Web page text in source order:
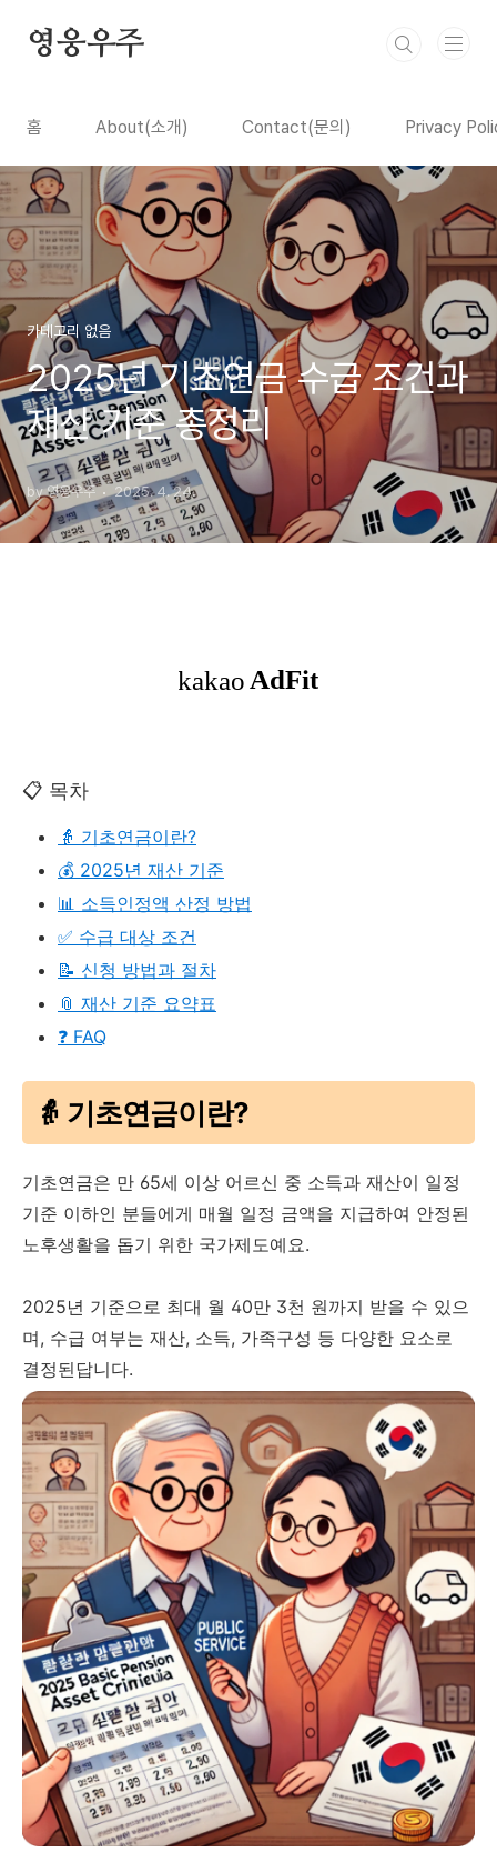
영웅우주
홈 About(소개) Contact(문의) Privacy
카테고리 없음
2025년 기초연금 수급 조건과
재산 기준 총정리
by 영웅우주 2025. 4. 24.
📋 목차
👵 기초연금이란?
💰 2025년 재산 기준
📊 소득인정액 산정 방법
✅ 수급 대상 조건
📝 신청 방법과 절차
📎 재산 기준 요약표
❓ FAQ
👵 기초연금이란?
기초연금은 만 65세 이상 어르신 중 소득과 재산이 일정
기준 이하인 분들에게 매월 일정 금액을 지급하여 안정된
노후생활을 돕기 위한 국가제도예요.
2025년 기준으로 최대 월 40만 3천 원까지 받을 수 있으
며, 수급 여부는 재산, 소득, 가족구성 등 다양한 요소로
결정된답니다.